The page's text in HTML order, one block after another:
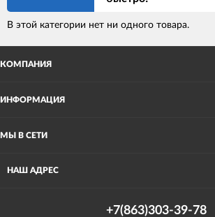
В этой категории нет ни одного товара.
КОМПАНИЯ
ИНФОРМАЦИЯ
МЫ В СЕТИ
НАШ АДРЕС
+7(863)303-39-78